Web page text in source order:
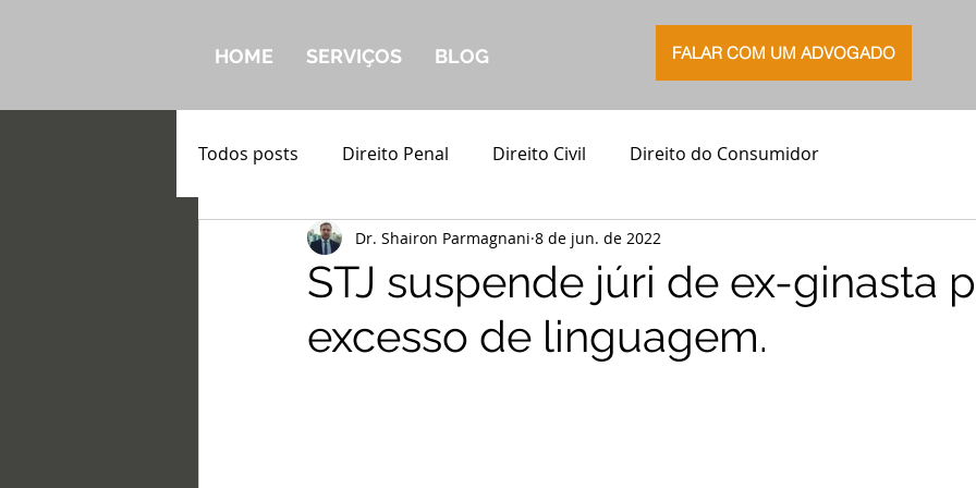
HOME SERVIÇOS BLOG FALAR COM UM ADVOGADO
Todos posts Direito Penal Direito Civil Direito do Consumidor
STJ suspende júri de ex-ginasta
excesso de linguagem.
Dr. Shairon Parmagnani 8 de jun. de 2022